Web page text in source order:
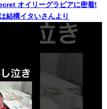
オイリーグラビアに密着!
結構イタいさんより